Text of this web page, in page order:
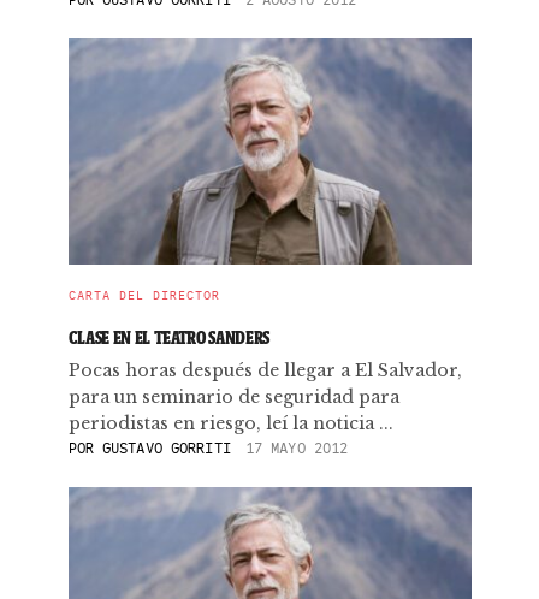
CARTA DEL DIRECTOR
CLASE EN EL TEATRO SANDERS
Pocas horas después de llegar a El Salvador,
para un seminario de seguridad para
periodistas en riesgo, leí la noticia ...
POR GUSTAVO GORRITI 17 MAYO 2012